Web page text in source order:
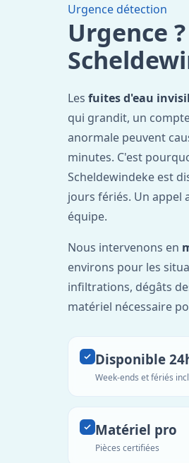
Urgence détection
Urgence
Les fuites d'eau
qui grandit, un
anormale peuvent
minutes. C'est
Scheldewindeke est
jours fériés. Un appel
équipe.
Nous intervenons en
environs pour les
infiltrations, dégâts
matériel nécessaire
Disponible
Week-ends et fériés
Matériel pro
Pièces certifiées